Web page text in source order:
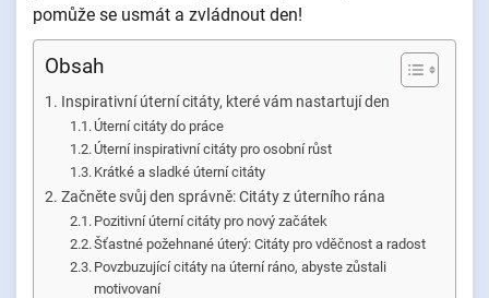
pomůže se usmát a zvládnout den!
Obsah
Inspirativní úterní citáty, které vám nastartují den
Úterní citáty do práce
Úterní inspirativní citáty pro osobní růst
Krátké a sladké úterní citáty
Začněte svůj den správně: Citáty z úterního rána
Pozitivní úterní citáty pro nový začátek
Šťastné požehnané úterý: Citáty pro vděčnost a radost
Povzbuzující citáty na úterní ráno, abyste zůstali
motivovaní